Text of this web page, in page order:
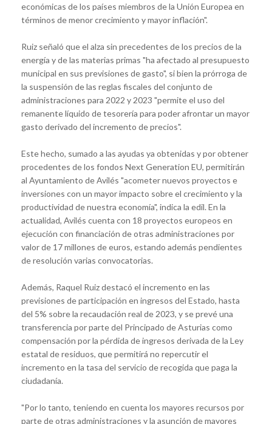
económicas de los países miembros de la Unión Europea en
términos de menor crecimiento y mayor inflación".
Ruiz señaló que el alza sin precedentes de los precios de la
energía y de las materias primas "ha afectado al presupuesto
municipal en sus previsiones de gasto", si bien la prórroga de
la suspensión de las reglas fiscales del conjunto de
administraciones para 2022 y 2023 "permite el uso del
remanente líquido de tesorería para poder afrontar un mayor
gasto derivado del incremento de precios".
Este hecho, sumado a las ayudas ya obtenidas y por obtener
procedentes de los fondos Next Generation EU, permitirán
al Ayuntamiento de Avilés "acometer nuevos proyectos e
inversiones con un mayor impacto sobre el crecimiento y la
productividad de nuestra economía", indica la edil. En la
actualidad, Avilés cuenta con 18 proyectos europeos en
ejecución con financiación de otras administraciones por
valor de 17 millones de euros, estando además pendientes
de resolución varias convocatorias.
Además, Raquel Ruiz destacó el incremento en las
previsiones de participación en ingresos del Estado, hasta
del 5% sobre la recaudación real de 2023, y se prevé una
transferencia por parte del Principado de Asturias como
compensación por la pérdida de ingresos derivada de la Ley
estatal de residuos, que permitirá no repercutir el
incremento en la tasa del servicio de recogida que paga la
ciudadanía.
"Por lo tanto, teniendo en cuenta los mayores recursos por
parte de otras administraciones y la asunción de mayores